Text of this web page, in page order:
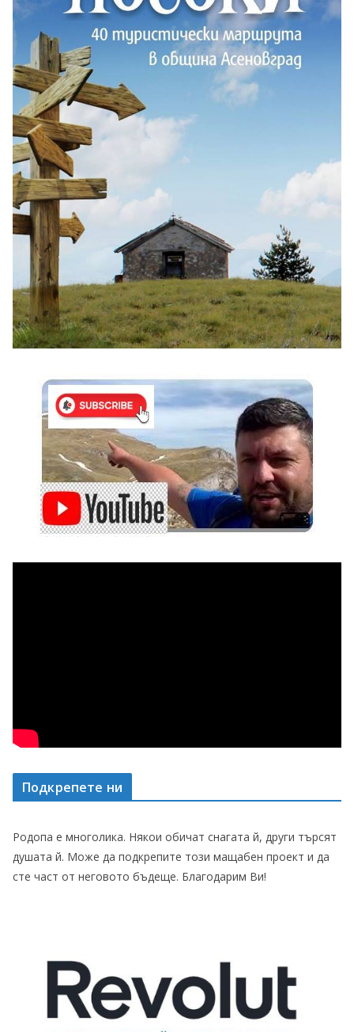
Подкрепете ни
Родопа е многолика. Някои обичат снагата й, други търсят
душата й. Може да подкрепите този мащабен проект и да
сте част от неговото бъдеще. Благодарим Ви!